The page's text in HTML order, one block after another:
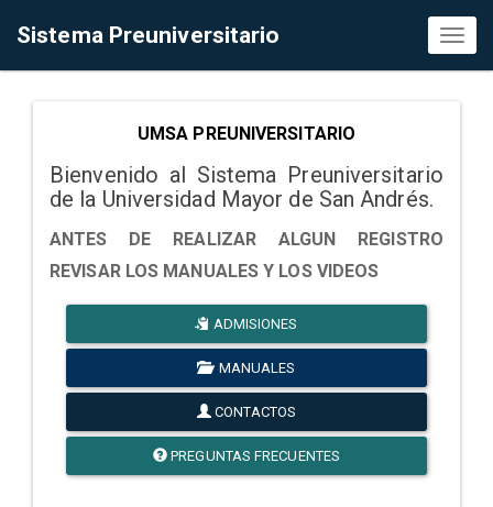
Sistema Preuniversitario
UMSA PREUNIVERSITARIO
Bienvenido al Sistema Preuniversitario
de la Universidad Mayor de San Andrés.
ANTES DE REALIZAR ALGUN REGISTRO
REVISAR LOS MANUALES Y LOS VIDEOS
ADMISIONES
MANUALES
CONTACTOS
PREGUNTAS FRECUENTES